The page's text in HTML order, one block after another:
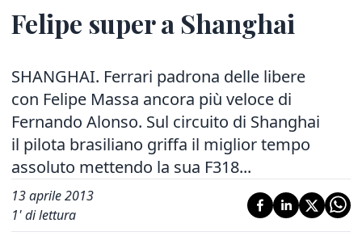
Felipe super a Shanghai
SHANGHAI. Ferrari padrona delle libere
con Felipe Massa ancora più veloce di
Fernando Alonso. Sul circuito di Shanghai
il pilota brasiliano griffa il miglior tempo
assoluto mettendo la sua F318...
13 aprile 2013
1' di lettura